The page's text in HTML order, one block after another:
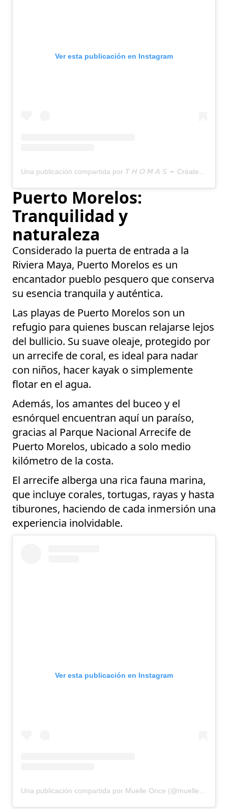
Ver esta publicación en Instagram
Puerto Morelos:
Tranquilidad y
naturaleza
Considerado la puerta de entrada a la
Riviera Maya, Puerto Morelos es un
encantador pueblo pesquero que conserva
su esencia tranquila y auténtica.
Las playas de Puerto Morelos son un
refugio para quienes buscan relajarse lejos
del bullicio. Su suave oleaje, protegido por
un arrecife de coral, es ideal para nadar
con niños, hacer kayak o simplemente
flotar en el agua.
Además, los amantes del buceo y el
esnórquel encuentran aquí un paraíso,
gracias al Parque Nacional Arrecife de
Puerto Morelos, ubicado a solo medio
kilómetro de la costa.
El arrecife alberga una rica fauna marina,
que incluye corales, tortugas, rayas y hasta
tiburones, haciendo de cada inmersión una
experiencia inolvidable.
Ver esta publicación en Instagram